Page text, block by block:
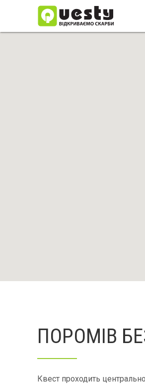
ПОРОМІВ
Квест проходить